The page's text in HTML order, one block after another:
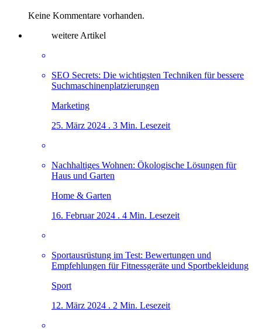
Keine Kommentare vorhanden.
weitere Artikel
SEO Secrets: Die wichtigsten Techniken für bessere
Suchmaschinenplatzierungen
Marketing
25. März 2024 . 3 Min. Lesezeit
Nachhaltiges Wohnen: Ökologische Lösungen für
Haus und Garten
Home & Garten
16. Februar 2024 . 4 Min. Lesezeit
Sportausrüstung im Test: Bewertungen und
Empfehlungen für Fitnessgeräte und Sportbekleidung
Sport
12. März 2024 . 2 Min. Lesezeit